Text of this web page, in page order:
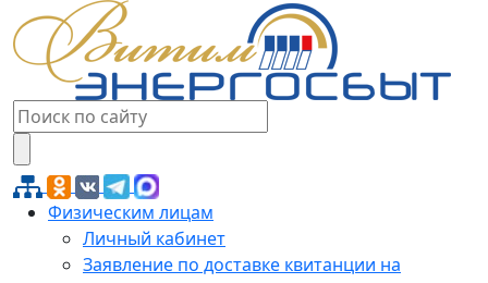
Физическим лицам
Личный кабинет
Заявление по доставке квитанции на